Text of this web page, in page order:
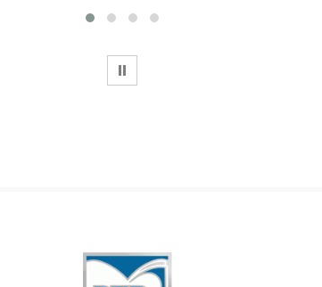
WSTRZYMAJ